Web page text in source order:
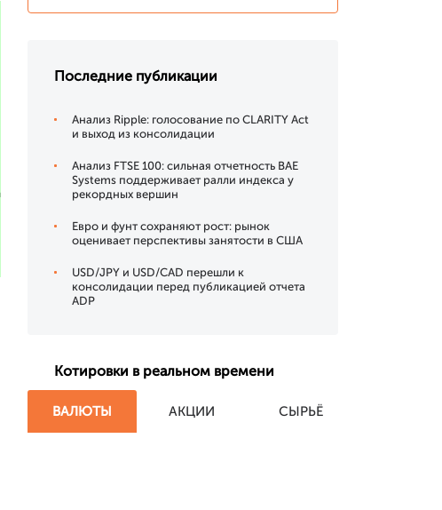
Последние публикации
Анализ Ripple: голосование по CLARITY Act
и выход из консолидации
Анализ FTSE 100: сильная отчетность BAE
Systems поддерживает ралли индекса у
рекордных вершин
Евро и фунт сохраняют рост: рынок
оценивает перспективы занятости в США
USD/JPY и USD/CAD перешли к
консолидации перед публикацией отчета
ADP
Котировки в реальном времени
ВАЛЮТЫ АКЦИИ СЫРЬЁ